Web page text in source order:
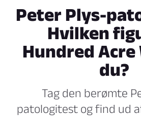
Peter Plys-
Hvilken
Hundred Acre
du?
Tag den berømte
patologitest og find ud